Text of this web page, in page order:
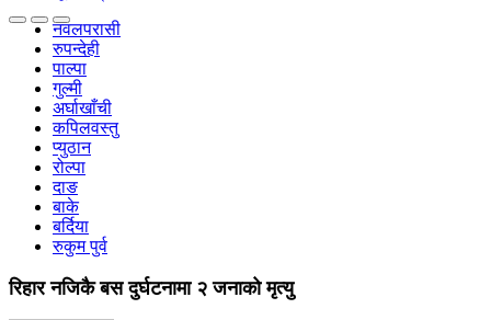
नवलपरासी
रुपन्देही
पाल्पा
गुल्मी
अर्घाखाँची
कपिलवस्तु
प्युठान
रोल्पा
दाङ
बाके
बर्दिया
रुकुम पुर्व
रिहार नजिकै बस दुर्घटनामा २ जनाको मृत्यु